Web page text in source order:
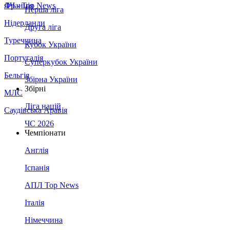
Франція
Нідерланди
Туреччина
Португалія
Бельгія
МЛС
Саудівська Аравія
ЛЧ - Top News
Перша ліга
Друга ліга
Кубок України
Суперкубок України
Збірна України
Збірні
Ліга націй
ЧС 2026
Чемпіонати
Англія
Іспанія
АПЛ Top News
Італія
Німеччина